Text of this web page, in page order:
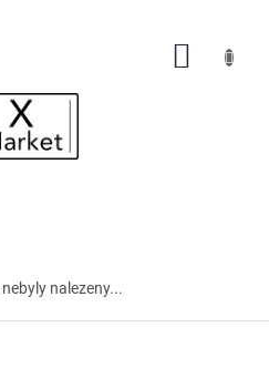
nebyly nalezeny...